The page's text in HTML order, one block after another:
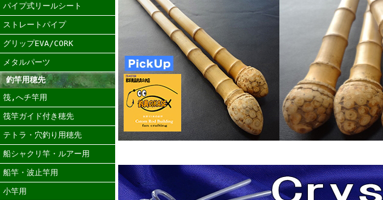
パイプ式リールシート
ストレートパイプ
グリップEVA/CORK
メタルパーツ
釣竿用穂先
筏,へチ竿用
筏竿ガイド付き穂先
テトラ・穴釣り用穂先
船シャクリ竿・ルアー用
船竿・波止竿用
小竿用